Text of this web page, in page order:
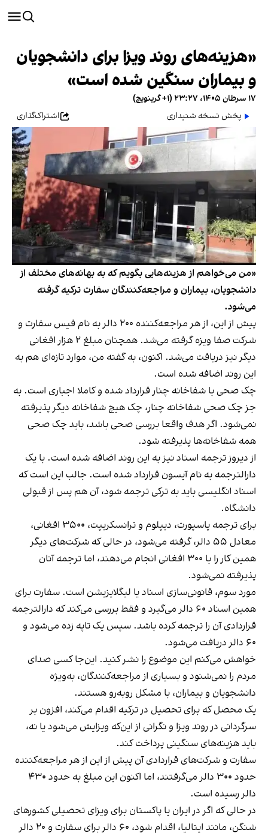
«هزینه‌های روند ویزا برای دانشجویان
و بیماران سنگین شده است»
۱۷ سرطان ۱۴۰۵، ۲۳:۲۷ (‎+۱ گرینویچ)
پخش نسخه شنیداری
اشتراک‌گذاری
«من می‌خواهم از هزینه‌هایی بگویم که به بهانه‌های مختلف از
دانشجویان، بیماران و مراجعه‌کنندگان سفارت ترکیه گرفته
می‌شود.
پیش از این، از هر مراجعه‌کننده ۲۰۰ دالر به نام فیس سفارت و
شرکت صفا ویزه گرفته می‌شد. همچنان مبلغ ۲ هزار افغانی
دیگر نیز دریافت می‌شد. اکنون، به گفته من، موارد تازه‌ای هم به
این روند اضافه شده است.
چک صحی با شفاخانه چنار قرارداد شده و کاملا اجباری است. به
جز چک صحی شفاخانه چنار، چک هیچ شفاخانه دیگر پذیرفته
نمی‌شود. اگر هدف واقعا بررسی صحی باشد، باید چک صحی
همه شفاخانه‌ها پذیرفته شود.
از دیروز ترجمه اسناد نیز به این روند اضافه شده است. با یک
دارالترجمه به نام آیسون قرارداد شده است. جالب این است که
اسناد انگلیسی باید به ترکی ترجمه شود، آن هم پس از قبولی
دانشگاه.
برای ترجمه پاسپورت، دیپلوم و ترانسکریپت، ۳۵۰۰ افغانی،
معادل ۵۵ دالر، گرفته می‌شود، در حالی که شرکت‌های دیگر
همین کار را با ۳۰۰ افغانی انجام می‌دهند، اما ترجمه آنان
پذیرفته نمی‌شود.
مورد سوم، قانونی‌سازی اسناد یا لیگلایزیشن است. سفارت برای
همین اسناد ۶۰ دالر می‌گیرد و فقط بررسی می‌کند که دارالترجمه
قراردادی آن را ترجمه کرده باشد. سپس یک تاپه زده می‌شود و
۶۰ دالر دریافت می‌شود.
خواهش می‌کنم این موضوع را نشر کنید. این‌جا کسی صدای
مردم را نمی‌شنود و بسیاری از مراجعه‌کنندگان، به‌ویژه
دانشجویان و بیماران، با مشکل روبه‌رو هستند.
یک محصل که برای تحصیل در ترکیه اقدام می‌کند، افزون بر
سرگردانی در روند ویزا و نگرانی از این‌که ویزایش می‌شود یا نه،
باید هزینه‌های سنگینی پرداخت کند.
سفارت و شرکت‌های قراردادی آن پیش از این از هر مراجعه‌کننده
حدود ۳۰۰ دالر می‌گرفتند، اما اکنون این مبلغ به حدود ۴۳۰
دالر رسیده است.
در حالی که اگر در ایران یا پاکستان برای ویزای تحصیلی کشورهای
شنگن، مانند ایتالیا، اقدام شود، ۶۰ دالر برای سفارت و ۲۰ دالر